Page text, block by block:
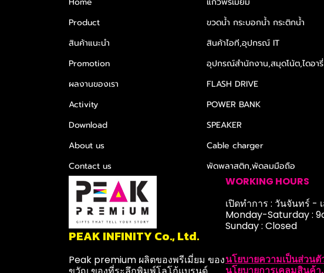
Product
สินค้าแนะนำ
Promotion
ผลงานของเรา
Activity
Download
About us
Contact us
ขวดน้ำ กระบอกน้ำ กระติกน้ำ
สินค้าไอที,อุปกรณ์ IT
อุปกรณ์สำนักงาน,สมุดโน้ต,ไดอารี่
FLASH DRIVE
POWER BANK
SPEAKER
Cable charger
พัดพลาสติก,พัดลมมือถือ
PEAK INFINITY Co., Ltd.
Peak premium ผลิตของพรีเมี่ยม ของ
WORKING HOURS
เปิดทำการ : วันจันทร์ -
Monday-Saturday :
Sunday : Closed
นโยบายความเป็นส่วนตั
นโยบายการเคลมสินค้